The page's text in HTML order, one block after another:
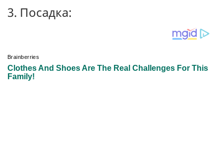
3. Посадка: